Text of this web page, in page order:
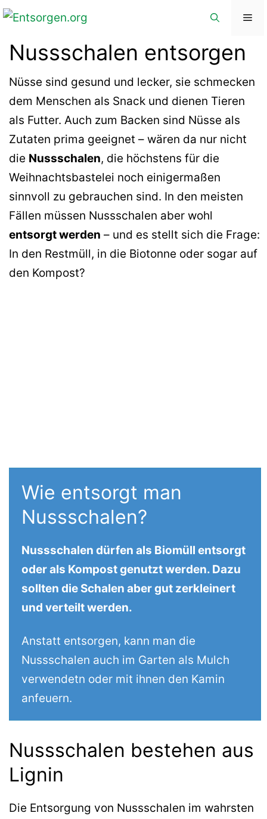
Zum
springen
Nussschalen entsorgen
Nüsse sind gesund und lecker, sie schmecken
dem Menschen als Snack und dienen Tieren
als Futter. Auch zum Backen sind Nüsse als
Zutaten prima geeignet – wären da nur nicht
die Nussschalen, die höchstens für die
Weihnachtsbastelei noch einigermaßen
sinnvoll zu gebrauchen sind. In den meisten
Fällen müssen Nussschalen aber wohl
entsorgt werden – und es stellt sich die Frage:
In den Restmüll, in die Biotonne oder sogar auf
den Kompost?
Wie entsorgt man
Nussschalen?
Nussschalen dürfen als Biomüll entsorgt
oder als Kompost genutzt werden. Dazu
sollten die Schalen aber gut zerkleinert
und verteilt werden.
Anstatt entsorgen, kann man die
Nussschalen auch im Garten als Mulch
verwendetn oder mit ihnen den Kamin
anfeuern.
Nussschalen bestehen aus
Lignin
Die Entsorgung von Nussschalen im wahrsten